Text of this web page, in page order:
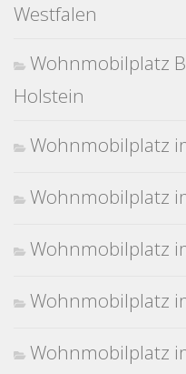
Westfalen
Wohnmobilplatz
Holstein
Wohnmobilplatz
Wohnmobilplatz
Wohnmobilplatz
Wohnmobilplatz
Wohnmobilplatz